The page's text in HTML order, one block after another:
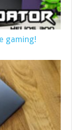
gaming!